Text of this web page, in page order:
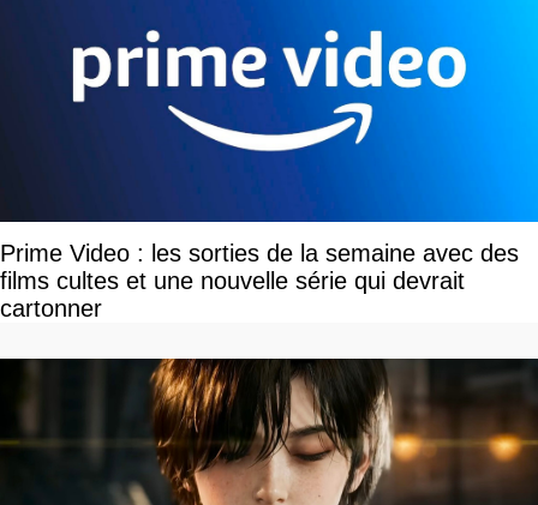
Prime Video : les sorties de la semaine avec des
films cultes et une nouvelle série qui devrait
cartonner